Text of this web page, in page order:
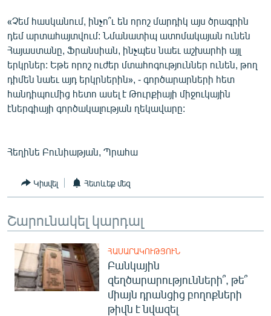
«Չեմ հասկանում, ինչո՞ւ են որոշ մարդիկ այս ծրագրին
դեմ արտահայտվում: Նմանատիպ ատոմակայան ունեն
Հայաստանը, Ֆրանսիան, ինչպես նաեւ աշխարհի այլ
երկրներ: Եթե որոշ ուժեր մտահոգություններ ունեն, թող
դիմեն նաեւ այդ երկրներին», - գործարարների հետ
հանդիպումից հետո ասել է Թուրքիայի միջուկային
էներգիայի գործակալության ղեկավարը:
Հեղինե Բունիաթյան, Պրահա
Կիսվել Հետևեք մեզ
Շարունակել կարդալ
ՀԱՍԱՐԱԿՈՒԹՅՈՒՆ
Բանկային
զեղծարարությունների՞, թե՞
միայն դրանցից բողոքների
թիվն է նվազել